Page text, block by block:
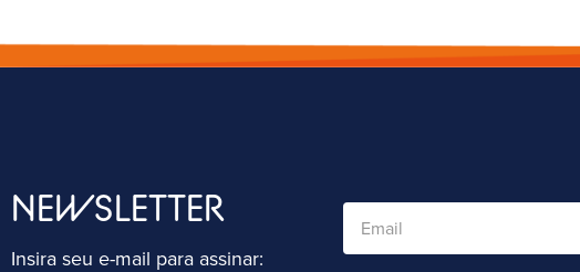
NEWSLETTER
Insira seu e-mail para assinar: